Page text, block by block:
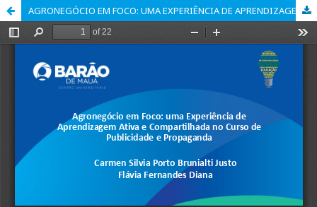
AGRONEGÓCIO EM FOCO: UMA EXPERIÊNCIA DE APRENDIZAGEM ATIVA E COMPARTILHADA NO CURSO DE PUBLICIDADE E PROPAGANDA